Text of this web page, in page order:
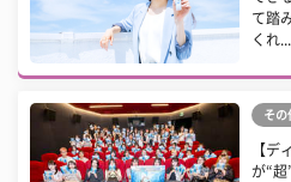
て踏
くれ...
その
【デ
が“